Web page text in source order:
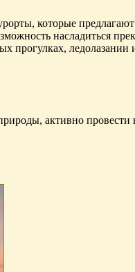
которые предлагают
насладиться
прогулках, ледолазании
активно провести